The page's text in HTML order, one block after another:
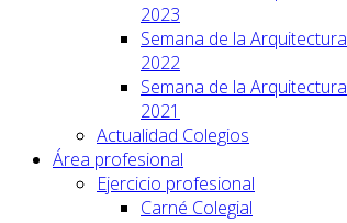
2023
Semana de la Arquitectura
2022
Semana de la Arquitectura
2021
Actualidad Colegios
Área profesional
Ejercicio profesional
Carné Colegial